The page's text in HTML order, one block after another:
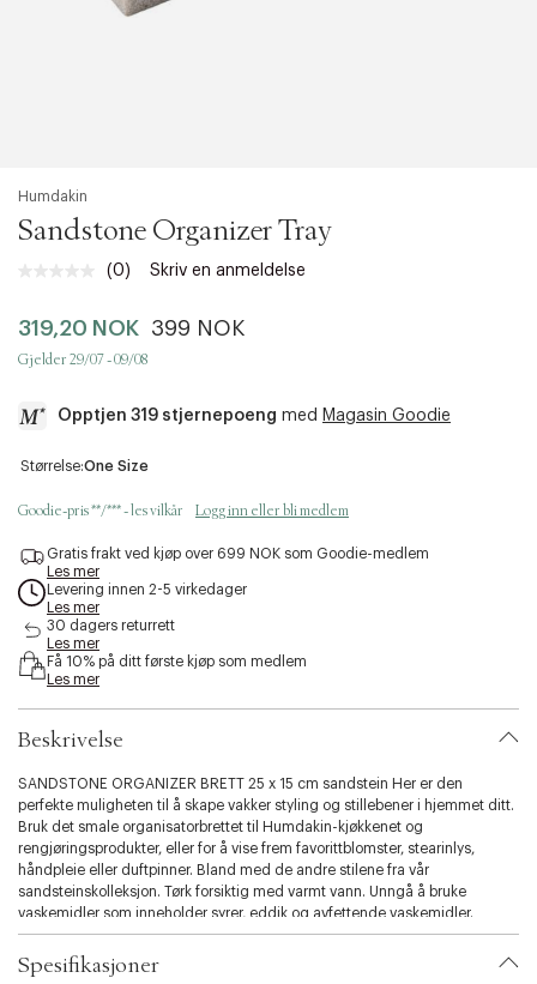
Humdakin
Sandstone Organizer Tray
Ingen
Samme
sidelenke.
(0) Skriv en anmeldelse
319,20 NOK 399 NOK
Gjelder 29/07 - 09/08
Opptjen 319 stjernepoeng med Magasin Goodie
a
c
s
s
i
b
l
t
.
a
r
i
a
t
i
o
.
Størrelse:One Size
Goodie-pris **/*** - les vilkår Logg inn eller bli medlem
Gratis frakt ved kjøp over 699 NOK som Goodie-medlem
Les mer
Levering innen 2-5 virkedager
Les mer
30 dagers returrett
Les mer
Få 10% på ditt første kjøp som medlem
Les mer
Beskrivelse
SANDSTONE ORGANIZER BRETT 25 x 15 cm sandstein Her er den
perfekte muligheten til å skape vakker styling og stillebener i hjemmet ditt.
Bruk det smale organisatorbrettet til Humdakin-kjøkkenet og
rengjøringsprodukter, eller for å vise frem favorittblomster, stearinlys,
håndpleie eller duftpinner. Bland med de andre stilene fra vår
sandsteinskolleksjon. Tørk forsiktig med varmt vann. Unngå å bruke
vaskemidler som inneholder syrer, eddik og avfettende vaskemidler.
Spesifikasjoner